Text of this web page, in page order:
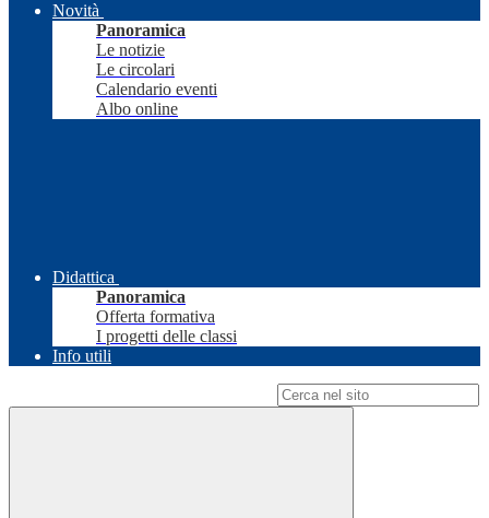
Novità
Panoramica
Le notizie
Le circolari
Calendario eventi
Albo online
Didattica
Panoramica
Offerta formativa
I progetti delle classi
Info utili